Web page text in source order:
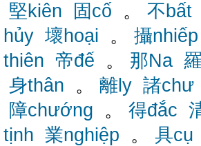
堅kiên
固cố 。 不bất
hủy 壞hoại 。 攝nhiếp
thiên 帝đế 。 那Na
身thân 。 離ly 諸chư
障chướng 。 得đắc
tịnh 業nghiệp 。 具cụ